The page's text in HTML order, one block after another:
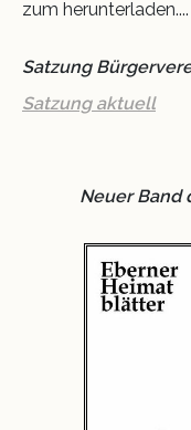
zum herunterladen....
Satzung
Satzung aktuell
Neuer Band
Museumsnacht 2014
Ausstellungen